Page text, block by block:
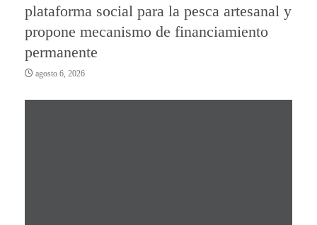
plataforma social para la pesca artesanal y
propone mecanismo de financiamiento
permanente
agosto 6, 2026